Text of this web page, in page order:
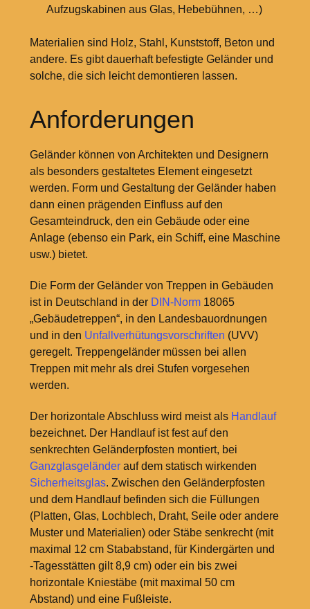
Aufzugskabinen aus Glas, Hebebühnen, …)
Materialien sind Holz, Stahl, Kunststoff, Beton und
andere. Es gibt dauerhaft befestigte Geländer und
solche, die sich leicht demontieren lassen.
Anforderungen
Geländer können von Architekten und Designern
als besonders gestaltetes Element eingesetzt
werden. Form und Gestaltung der Geländer haben
dann einen prägenden Einfluss auf den
Gesamteindruck, den ein Gebäude oder eine
Anlage (ebenso ein Park, ein Schiff, eine Maschine
usw.) bietet.
Die Form der Geländer von Treppen in Gebäuden
ist in Deutschland in der DIN-Norm18065
„Gebäudetreppen“, in den Landesbauordnungen
und in den Unfallverhütungsvorschriften (UVV)
geregelt. Treppengeländer müssen bei allen
Treppen mit mehr als drei Stufen vorgesehen
werden.
Der horizontale Abschluss wird meist als Handlauf
bezeichnet. Der Handlauf ist fest auf den
senkrechten Geländerpfosten montiert, bei
Ganzglasgeländerauf dem statisch wirkenden
Sicherheitsglas. Zwischen den Geländerpfosten
und dem Handlauf befinden sich die Füllungen
(Platten, Glas, Lochblech, Draht, Seile oder andere
Muster und Materialien) oder Stäbe senkrecht (mit
maximal 12 cm Stababstand, für Kindergärten und
-Tagesstätten gilt 8,9 cm) oder ein bis zwei
horizontale Kniestäbe (mit maximal 50 cm
Abstand) und eine Fußleiste.